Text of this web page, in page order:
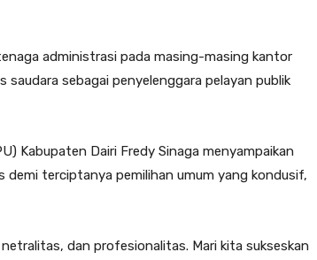
administrasi pada masing-masing kantor
sebagai penyelenggara pelayan publik
Kabupaten Dairi Fredy Sinaga menyampaikan
terciptanya pemilihan umum yang kondusif,
dan profesionalitas. Mari kita sukseskan